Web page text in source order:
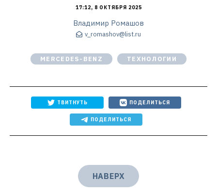
17:12, 8 ОКТЯБРЯ 2025
Владимир Ромашов
v_romashov@list.ru
MERCEDES-BENZ ТЕХНОЛОГИИ
ТВИТНУТЬ ПОДЕЛИТЬСЯ
ПОДЕЛИТЬСЯ
НАВЕРХ